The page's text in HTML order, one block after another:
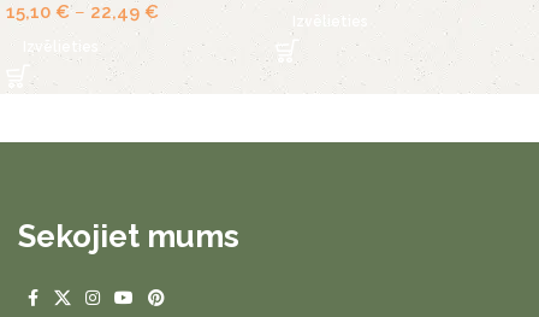
15,10 € – 22,49 €
Izvēlieties
Izvēlieties
Sekojiet mums